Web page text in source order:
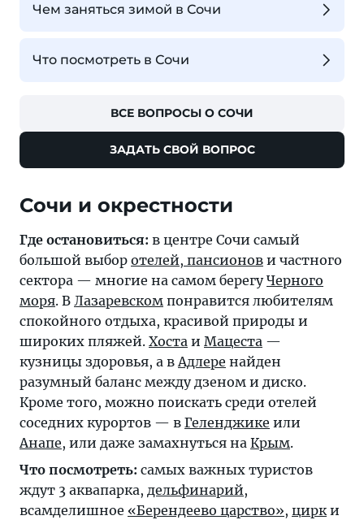
Чем заняться зимой в Сочи
Что посмотреть в Сочи
ВСЕ ВОПРОСЫ О СОЧИ
ЗАДАТЬ СВОЙ ВОПРОС
Где остановиться: в центре Сочи самый
большой выбор отелей, пансионов и частного
сектора — многие на самом берегуЧерного
моря. В Лазаревском понравится любителям
спокойного отдыха, красивой природы и
широких пляжей. Хоста и Мацеста —
кузницы здоровья, а вАдлере найден
разумный баланс между дзеном и диско.
Кроме того, можно поискать среди отелей
соседних курортов — в Геленджике или
Анапе, или даже замахнуться на Крым.
Что посмотреть: самых важных туристов
ждут 3 аквапарка, дельфинарий,
всамделишное «Берендеево царство», цирки